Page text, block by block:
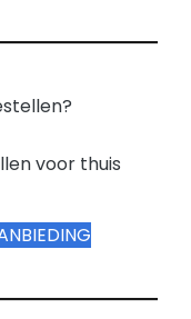
voor thuis